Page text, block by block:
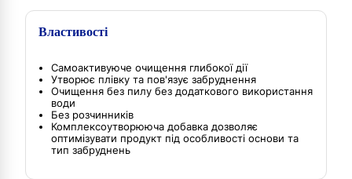
Властивості
Самоактивуюче очищення глибокої дії
Утворює плівку та пов'язує забруднення
Очищення без пилу без додаткового використання
води
Без розчинників
Комплексоутворююча добавка дозволяє
оптимізувати продукт під особливості основи та
тип забруднень